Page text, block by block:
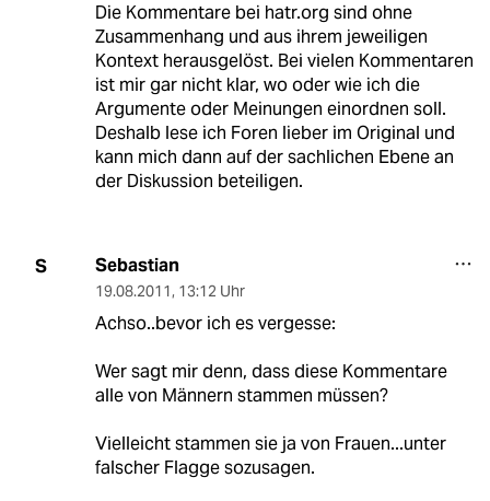
Die Kommentare bei hatr.org sind ohne
Zusammenhang und aus ihrem jeweiligen
Kontext herausgelöst. Bei vielen Kommentaren
ist mir gar nicht klar, wo oder wie ich die
Argumente oder Meinungen einordnen soll.
Deshalb lese ich Foren lieber im Original und
kann mich dann auf der sachlichen Ebene an
der Diskussion beteiligen.
S Sebastian
19.08.2011, 13:12 Uhr
Achso..bevor ich es vergesse:
Wer sagt mir denn, dass diese Kommentare
alle von Männern stammen müssen?
Vielleicht stammen sie ja von Frauen...unter
falscher Flagge sozusagen.